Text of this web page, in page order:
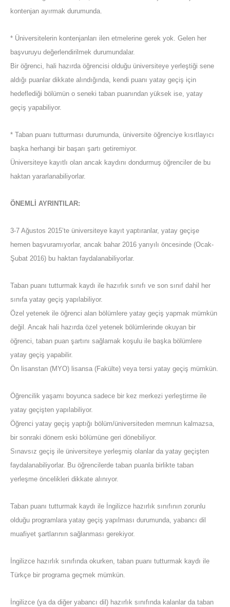
kontenjan ayırmak durumunda.
* Üniversitelerin kontenjanları ilen etmelerine gerek yok. Gelen her
başvuruyu değerlendirilmek durumundalar.
Bir öğrenci, hali hazırda öğrencisi olduğu üniversiteye yerleştiği sene
aldığı puanlar dikkate alındığında, kendi puanı yatay geçiş için
hedeflediği bölümün o seneki taban puanından yüksek ise, yatay
geçiş yapabiliyor.
* Taban puanı tutturması durumunda, üniversite öğrenciye kısıtlayıcı
başka herhangi bir başarı şartı getiremiyor.
Üniversiteye kayıtlı olan ancak kaydını dondurmuş öğrenciler de bu
haktan yararlanabiliyorlar.
ÖNEMLİ AYRINTILAR:
3-7 Ağustos 2015’te üniversiteye kayıt yaptıranlar, yatay geçişe
hemen başvuramıyorlar, ancak bahar 2016 yarıyılı öncesinde (Ocak-
Şubat 2016) bu haktan faydalanabiliyorlar.
Taban puanı tutturmak kaydı ile hazırlık sınıfı ve son sınıf dahil her
sınıfa yatay geçiş yapılabiliyor.
Özel yetenek ile öğrenci alan bölümlere yatay geçiş yapmak mümkün
değil. Ancak hali hazırda özel yetenek bölümlerinde okuyan bir
öğrenci, taban puan şartını sağlamak koşulu ile başka bölümlere
yatay geçiş yapabilir.
Ön lisanstan (MYO) lisansa (Fakülte) veya tersi yatay geçiş mümkün.
Öğrencilik yaşamı boyunca sadece bir kez merkezi yerleştirme ile
yatay geçişten yapılabiliyor.
Öğrenci yatay geçiş yaptığı bölüm/üniversiteden memnun kalmazsa,
bir sonraki dönem eski bölümüne geri dönebiliyor.
Sınavsız geçiş ile üniversiteye yerleşmiş olanlar da yatay geçişten
faydalanabiliyorlar. Bu öğrencilerde taban puanla birlikte taban
yerleşme öncelikleri dikkate alınıyor.
Taban puanı tutturmak kaydı ile İngilizce hazırlık sınıfının zorunlu
olduğu programlara yatay geçiş yapılması durumunda, yabancı dil
muafiyet şartlarının sağlanması gerekiyor.
İngilizce hazırlık sınıfında okurken, taban puanı tutturmak kaydı ile
Türkçe bir programa geçmek mümkün.
İngilizce (ya da diğer yabancı dil) hazırlık sınıfında kalanlar da taban